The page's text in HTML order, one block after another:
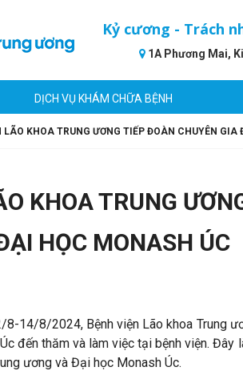
Kỷ cương - Trách
1A Phương Mai,
DỊCH VỤ KHÁM CHỮA BỆNH
LÃO KHOA TRUNG ƯƠNG TIẾP ĐOÀN CHUYÊN GIA
KHOA TRUNG
HỌC MONASH ÚC
8-14/8/2024, Bệnh viện Lão khoa Trung
đến thăm và làm việc tại bệnh viện. Đây
ương và Đại học Monash Úc.